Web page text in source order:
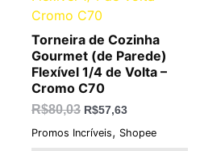
Torneira de Cozinha
Gourmet (de Parede)
Flexível 1/4 de Volta –
Cromo C70
R$80,03 R$57,63
Promos Incríveis, Shopee